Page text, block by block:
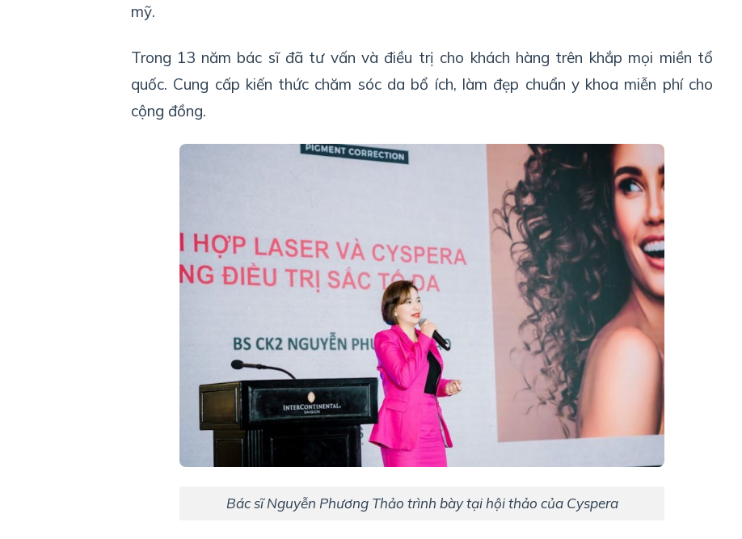
mỹ.
Trong 13 năm bác sĩ đã tư vấn và điều trị cho khách hàng trên khắp mọi miền tổ
quốc. Cung cấp kiến thức chăm sóc da bổ ích, làm đẹp chuẩn y khoa miễn phí cho
cộng đồng.
Bác sĩ Nguyễn Phương Thảo trình bày tại hội thảo của Cyspera